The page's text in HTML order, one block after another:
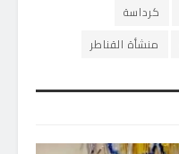
كرداسة
منشأة القناطر